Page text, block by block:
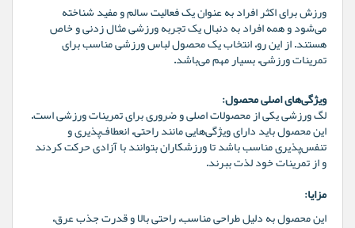
ورزش برای اکثر افراد به عنوان یک فعالیت سالم و مفید شناخته
می‌شود و همه افراد به دنبال یک تجربه ورزشی مثال زدنی و خاص
هستند. از این رو، انتخاب یک محصول لباس ورزشی مناسب برای
تمرینات ورزشی، بسیار مهم می‌باشد.
ویژگی‌های اصلی محصول:
لگ ورزشی یکی از محصولات اصلی و ضروری برای تمرینات ورزشی است.
این محصول باید دارای ویژگی‌هایی مانند راحتی، انعطاف‌پذیری و
تنفس‌پذیری مناسب باشد تا ورزشکاران بتوانند با آزادی حرکت کردند
و از تمرینات خود لذت ببرند.
مزایا:
این محصول به دلیل طراحی مناسب، راحتی بالا و قدرت جذب عرق،